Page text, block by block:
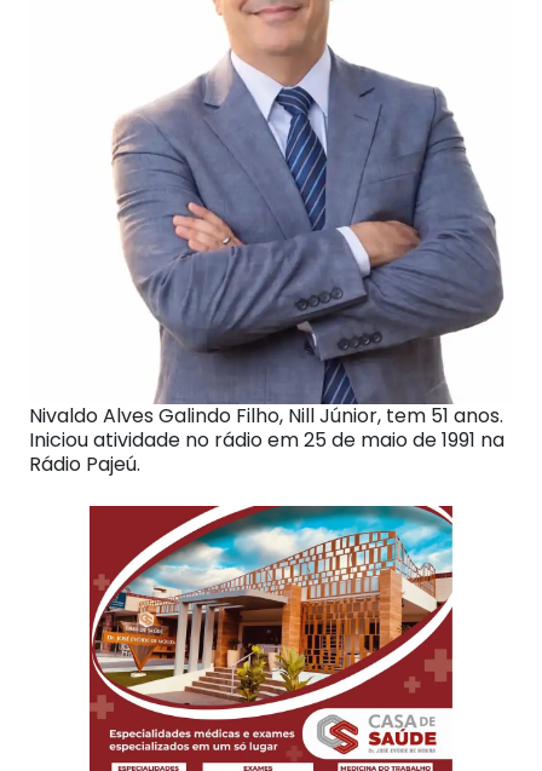
Nivaldo Alves Galindo Filho, Nill Júnior, tem 51 anos.
Iniciou atividade no rádio em 25 de maio de 1991 na
Rádio Pajeú.